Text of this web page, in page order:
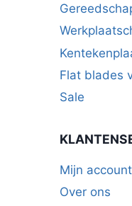
Flat blades
Sale
Mijn account
Over ons